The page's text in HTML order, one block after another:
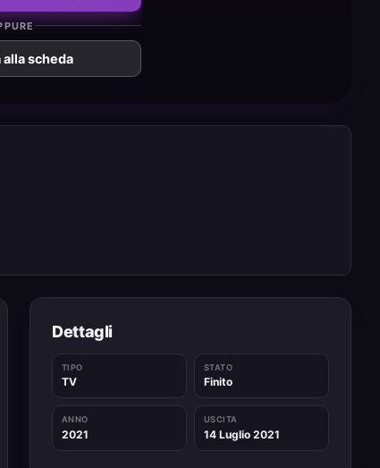
alla scheda
Dettagli
TIPO
TV
STATO
Finito
ANNO
2021
USCITA
14 Luglio 2021